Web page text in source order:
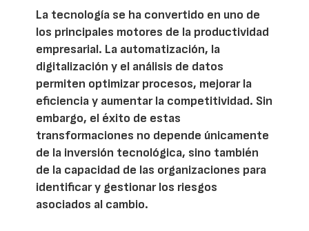
La tecnología se ha convertido en uno de
los principales motores de la productividad
empresarial. La automatización, la
digitalización y el análisis de datos
permiten optimizar procesos, mejorar la
eficiencia y aumentar la competitividad. Sin
embargo, el éxito de estas
transformaciones no depende únicamente
de la inversión tecnológica, sino también
de la capacidad de las organizaciones para
identificar y gestionar los riesgos
asociados al cambio.